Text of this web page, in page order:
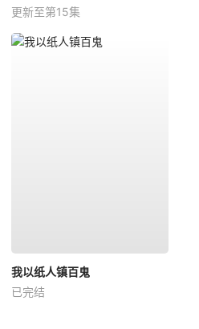
更新至第15集
我以纸人镇百鬼
已完结